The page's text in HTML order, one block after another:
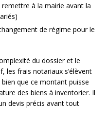
à la mairie avant la
de régime pour le
du dossier et le
les frais notariaux s’élèvent
que ce montant puisse
des biens à inventorier. Il
devis précis avant tout